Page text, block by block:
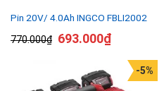
Pin 20V/ 4.0Ah INGCO FBLI2002
770.000₫ 693.000₫
-5%